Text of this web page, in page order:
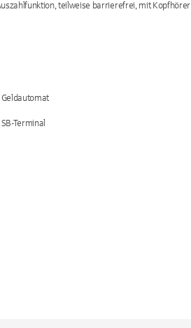
teilweise barrierefrei, mit Kopfhörer
Terminal